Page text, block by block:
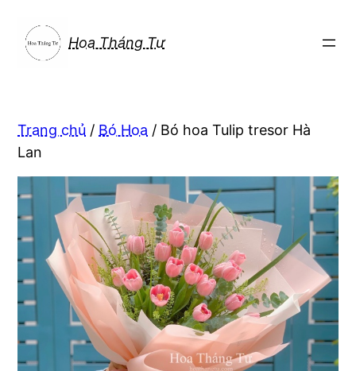
phần
Hoa Tháng Tư
Trang chủ / Bó Hoa / Bó hoa Tulip tresor Hà
Lan